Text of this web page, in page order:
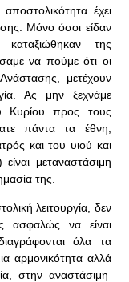
έχει
Μόνο όσοι είδαν
της
να πούμε ότι οι
μετέχουν
Ας μην ξεχνάμε
Κυρίου προς τους
πάντα τα έθνη,
και του υιού και
μεταναστάσιμη
της.
λειτουργία, δεν
ασφαλώς να είναι
όλα τα
αρμονικότητα αλλά
στην αναστάσιμη